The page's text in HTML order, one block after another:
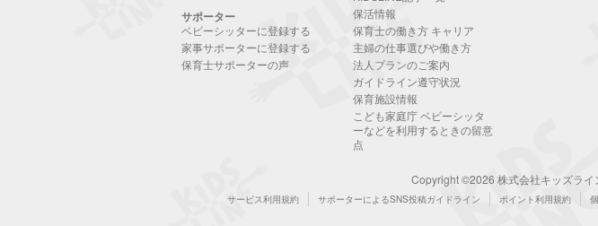
サポーター
ベビーシッターに登録する
家事サポーターに登録する
保育士サポーターの声
保活情報
保育士の働き方 キャリア
主婦の仕事選びや働き方
法人プランのご案内
ガイドライン遵守状況
保育施設情報
こども家庭庁 ベビーシッタ
ーなどを利用するときの留意
点
Copyright ©2026 株式会社キッズラ
サービス利用規約 サポーターによるSNS投稿ガイドライン ポイント利用規約